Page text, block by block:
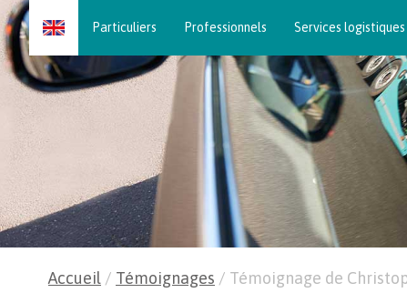
Skip
to
content
Particuliers Professionnels Services logistiques
Accueil / Témoignages / Témoignage de